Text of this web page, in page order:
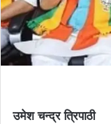
उमेश चन्द्र त्रिपाठी